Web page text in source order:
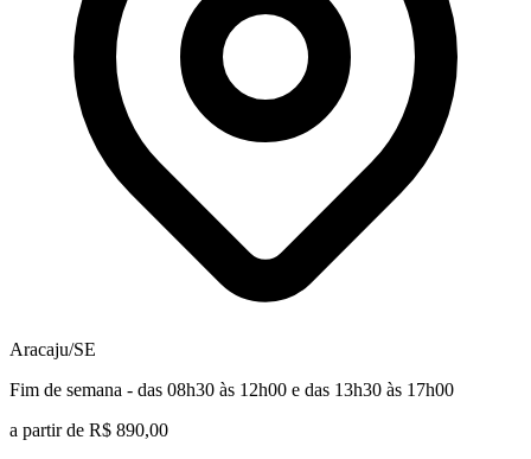
Aracaju/SE
Fim de semana - das 08h30 às 12h00 e das 13h30 às 17h00
a partir de R$ 890,00